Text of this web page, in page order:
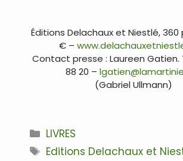
Éditions Delachaux et Niestlé, 360
€ –
Contact presse : Laureen Gatien.
88 20 –
(Gabriel Ullmann)
Catégories
LIVRES
Étiquettes
Editions Delachaux et